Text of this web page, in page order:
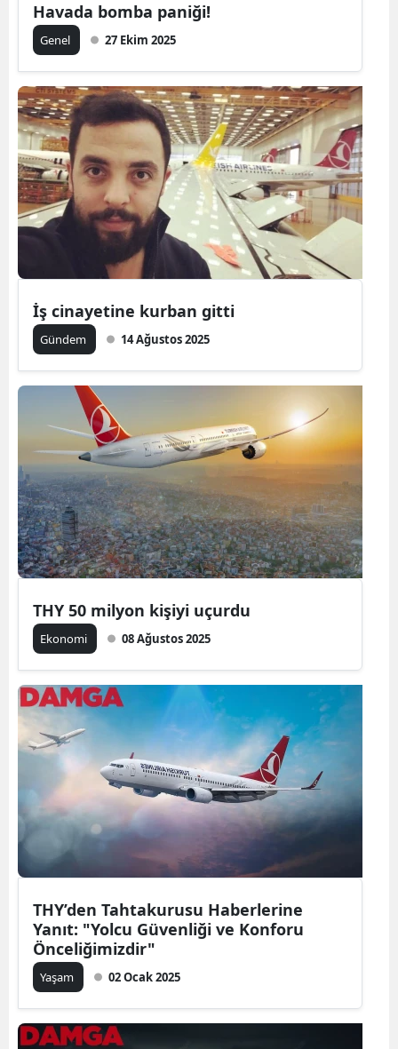
Havada bomba paniği!
Genel 27 Ekim 2025
İş cinayetine kurban gitti
Gündem 14 Ağustos 2025
THY 50 milyon kişiyi uçurdu
Ekonomi 08 Ağustos 2025
THY’den Tahtakurusu Haberlerine
Yanıt: "Yolcu Güvenliği ve Konforu
Önceliğimizdir"
Yaşam 02 Ocak 2025